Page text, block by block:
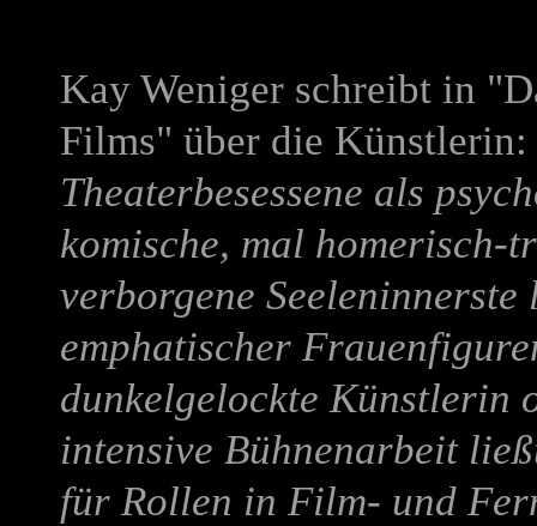
Kay Weniger schreibt in
Films" über die Künstlerin:
Theaterbesessene als
komische, mal homerisch-
verborgene
emphatischer
dunkelgelockte Künstlerin
intensive Bühnenarbeit
für Rollen in Film- und